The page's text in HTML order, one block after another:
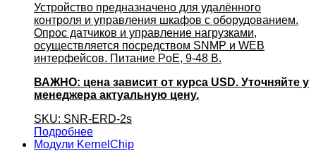
Устройство предназначено для удалённого
контроля и управления шкафов с оборудованием.
Опрос датчиков и управление нагрузками,
осуществляется посредством SNMP и WEB
интерфейсов. Питание PoE, 9-48 В.
ВАЖНО: цена зависит от курса USD. Уточняйте у
менеджера актуальную цену.
SKU: SNR-ERD-2s
Подробнее
Модули KernelChip